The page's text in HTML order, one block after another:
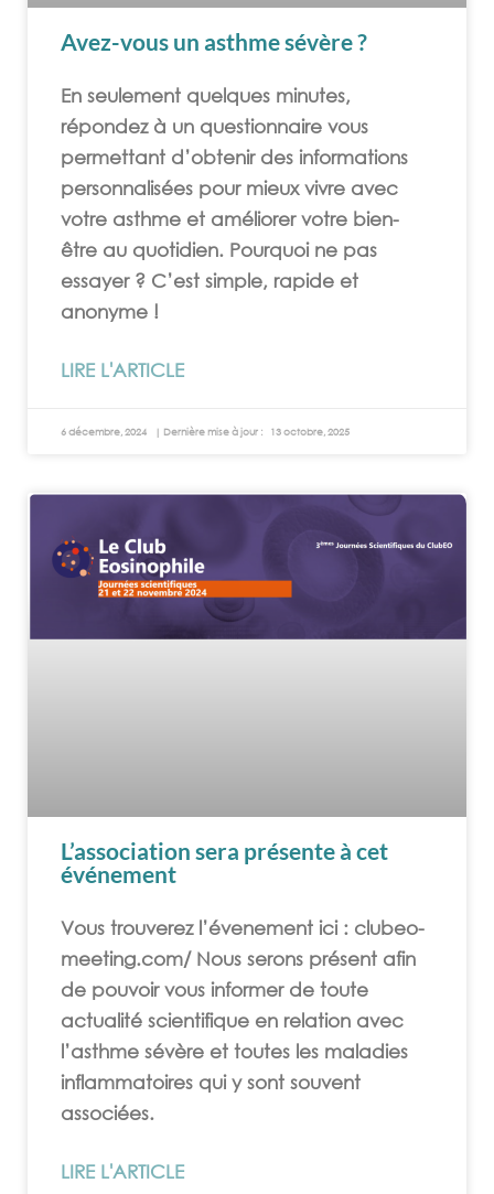
Avez-vous un asthme sévère ?
En seulement quelques minutes,
répondez à un questionnaire vous
permettant d’obtenir des informations
personnalisées pour mieux vivre avec
votre asthme et améliorer votre bien-
être au quotidien. Pourquoi ne pas
essayer ? C’est simple, rapide et
anonyme !
LIRE L'ARTICLE
6 décembre, 2024 13 octobre, 2025
L’association sera présente à cet
événement
Vous trouverez l’évenement ici : clubeo-
meeting.com/ Nous serons présent afin
de pouvoir vous informer de toute
actualité scientifique en relation avec
l’asthme sévère et toutes les maladies
inflammatoires qui y sont souvent
associées.
LIRE L'ARTICLE